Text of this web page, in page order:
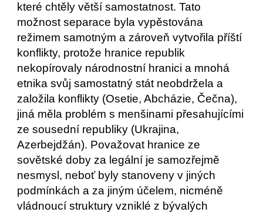
které chtěly větší samostatnost. Tato
možnost separace byla vypěstována
režimem samotným a zároveň vytvořila příští
konflikty, protože hranice republik
nekopírovaly národnostní hranici a mnohá
etnika svůj samostatný stát neobdržela a
založila konflikty (Osetie, Abcházie, Čečna),
jiná měla problém s menšinami přesahujícími
ze sousední republiky (Ukrajina,
Azerbejdžán). Považovat hranice ze
sovětské doby za legální je samozřejmě
nesmysl, neboť byly stanoveny v jiných
podmínkách a za jiným účelem, nicméně
vládnoucí struktury vzniklé z bývalých